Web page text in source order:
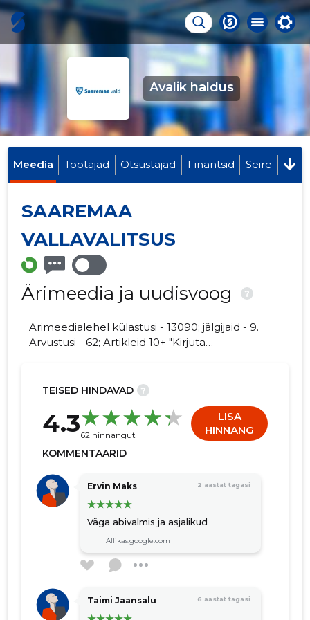
Avalik haldus
Meedia Töötajad Otsustajad Finantsid Seire
SAAREMAA
VALLAVALITSUS
Ärimeedia ja uudisvoog ?
Ärimeedialehel külastusi - 13090; jälgijaid - 9.
Arvustusi - 62; Artikleid 10+ "Kirjuta
TEISED HINDAVAD ?
4.362 hinnangut
LISA
HINNANG
KOMMENTAARID
Ervin Maks 2 aastat tagasi
Väga abivalmis ja asjalikud
Allikas:google.com
Taimi Jaansalu 6 aastat tagasi